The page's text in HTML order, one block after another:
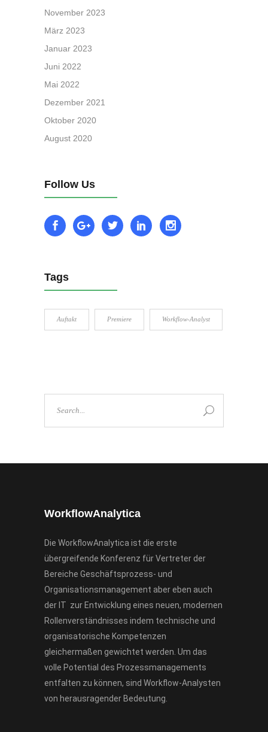
November 2023
März 2023
Januar 2023
Juni 2022
Mai 2022
Dezember 2021
Oktober 2020
August 2020
Follow Us
Tags
Auftakt Premiere Workflow-Analyst
WorkflowAnalytica
Die WorkflowAnalytica ist die erste
übergreifende Konferenz für Vertreter der
Bereiche Geschäftsprozess- und
Organisationsmanagement aber eben auch
der IT zur Entwicklung eines neuen, modernen
Rollenverständnisses indem technische und
organisatorische Kompetenzen
gleichermaßen gewichtet werden. Um das
volle Potential des Prozessmanagements
entfalten zu können, sind Workflow-Analysten
von herausragender Bedeutung.